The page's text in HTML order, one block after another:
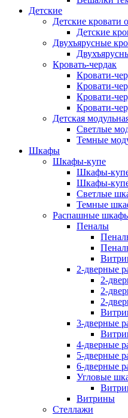
Детские
Детские кровати
Детские
Двухъярусные
Кровать-чердак
Кровати-
Кровати-
Кровати-
Кровати-
Детская
Светлые
Темные
Шкафы
Шкафы-купе
Шкафы-купе
Шкафы-купе
Светлые
Темные
Распашные
Пеналы
2-дверные
2-
2-
2-
3-дверные
4-дверные
5-дверные
6-дверные
Угловые
Витрины
Стеллажи